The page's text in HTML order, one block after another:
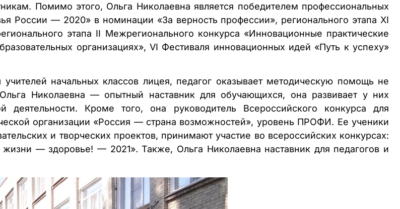
Помимо этого, Ольга Николаевна является победителем профессиональных
России — 2020» в номинации «За верность профессии», регионального этапа XI
этапа II Межрегионального конкурса «Инновационные практические
организациях», VI Фестиваля инновационных идей «Путь к успеху»
начальных классов лицея, педагог оказывает методическую помощь не
Николаевна — опытный наставник для обучающихся, она развивает у них
деятельности. Кроме того, она руководитель Всероссийского конкурса для
организации «Россия — страна возможностей», уровень ПРОФИ. Ее ученики
и творческих проектов, принимают участие во всероссийских конкурсах:
— здоровье! — 2021». Также, Ольга Николаевна наставник для педагогов и